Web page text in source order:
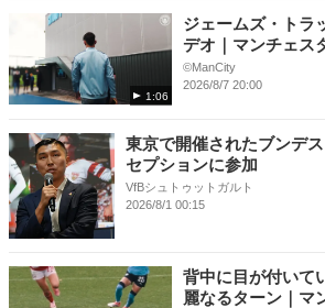
1:06
ジェームズ・トラ
デオ｜マンチェス
©ManCity
2026/8/7 20:00
東京で開催されたブンデ
セプションに参加
VfBシュトゥットガルト
2026/8/1 00:15
背中に目が付いて
麗なるターン｜マ